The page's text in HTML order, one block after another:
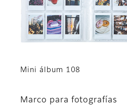
Mini álbum 108
Marco para fotografías